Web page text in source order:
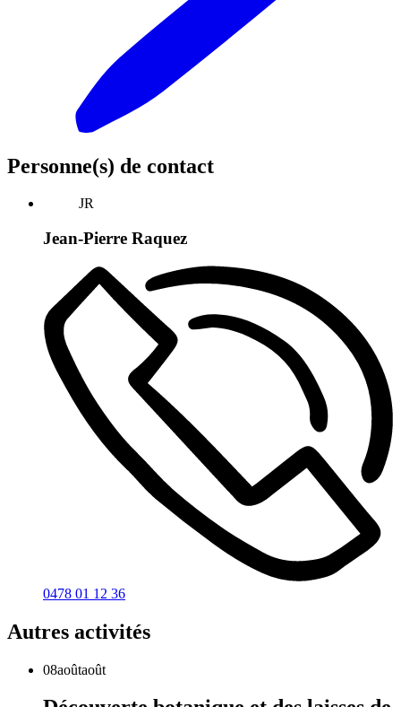
Personne(s) de contact
JR
Jean-Pierre Raquez
0478 01 12 36
Autres activités
08aoûtaoût